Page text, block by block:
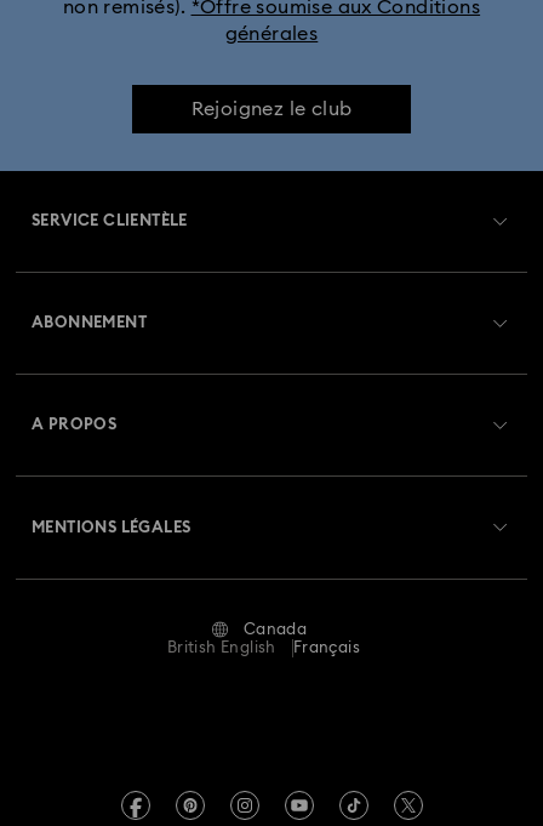
non remisés). *Offre soumise aux Conditions
générales
Rejoignez le club
SERVICE CLIENTÈLE
Retours et échanges
Statut de réparation
Réservez un rendez-vous
ABONNEMENT
A PROPOS
MENTIONS LÉGALES
Conditions Générales
Canada
British English
Français